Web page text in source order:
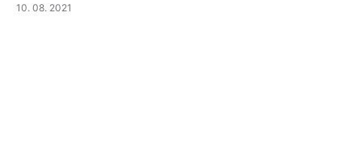
10. 08. 2021